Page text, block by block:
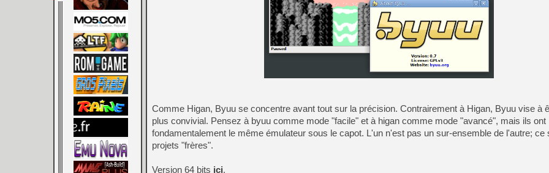
[GK] Mémoire cash -
[GK] Dan Houser (GTA)
[GK] Comment EA Sports
[GK] Crimson Moon : un
[GK] Isle of Reveries : le
[GK] Moonlighter 2 : The
[GK] Capcom relance
[GK] Guillermo del Toro
Comme Higan, Byuu se concentre avant tout sur la précision. Contrairement à Higan, Byuu vise à
plus convivial. Pensez à byuu comme mode "facile" et à higan comme mode "avancé", mais ils ont
fondamentalement le même émulateur sous le capot. L'un n'est pas un sur-ensemble de l'autre; ce
projets "frères".
Version 64 bits ici.